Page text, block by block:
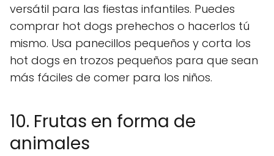
versátil para las fiestas infantiles. Puedes
comprar hot dogs prehechos o hacerlos tú
mismo. Usa panecillos pequeños y corta los
hot dogs en trozos pequeños para que sean
más fáciles de comer para los niños.
10. Frutas en forma de
animales